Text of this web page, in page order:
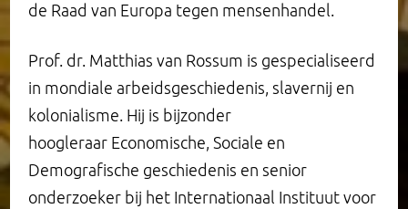
de Raad van Europa tegen mensenhandel.
Prof. dr. Matthias van Rossum is gespecialiseerd
in mondiale arbeidsgeschiedenis, slavernij en
kolonialisme. Hij is bijzonder
hoogleraar Economische, Sociale en
Demografische geschiedenis en senior
onderzoeker bij het Internationaal Instituut voor